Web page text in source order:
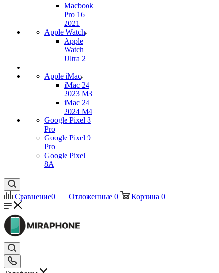
Macbook
Pro 16
2021
Apple Watch
Apple
Watch
Ultra 2
Apple iMac
iMac 24
2023 M3
iMac 24
2024 M4
Google Pixel 8
Pro
Google Pixel 9
Pro
Google Pixel
8A
Сравнение0 Отложенные 0 Корзина 0